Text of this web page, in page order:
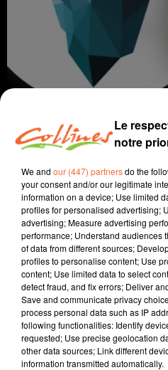
coaching
17 février 2026 - 8 min 21 sec
ET SI ON SE BATTAIT ?
David Puaud
La voie(x) d'Alban
Tous les 15 jours le mardi,
conseils et nous amène son
Le
notre
We and our (447) partnersdo the
your consent and/or our legitimate
information on a device; Use limited
profiles for personalised advertising;
advertising; Measure advertising
performance; Understand audiences
of data from different sources;
profiles to personalise content; Use
content; Use limited data to select
detect fraud, and fix errors; Deliver
Save and communicate privacy
process personal data such as IP
following functionalities: Identify
requested; Use precise geolocation
other data sources; Link different
information transmitted automatically.